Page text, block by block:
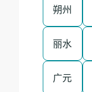
朔州
丽水
广元